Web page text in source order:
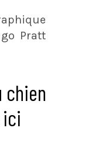
Pratt
chien